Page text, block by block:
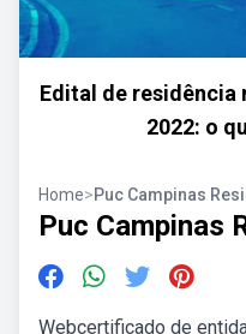
Edital de residência
2022: o
Home>Puc Campinas
Puc Campinas
Webcertificado de